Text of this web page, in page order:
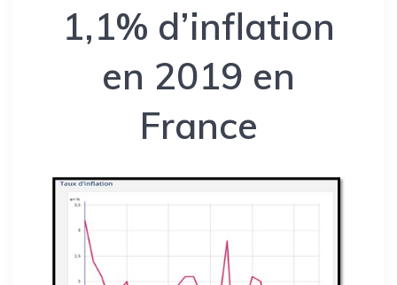
1,1% d’inflation
en 2019 en
France